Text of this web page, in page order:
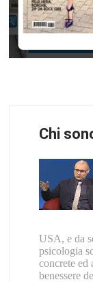
Chi
USA, e da
psicologia
concrete
benessere